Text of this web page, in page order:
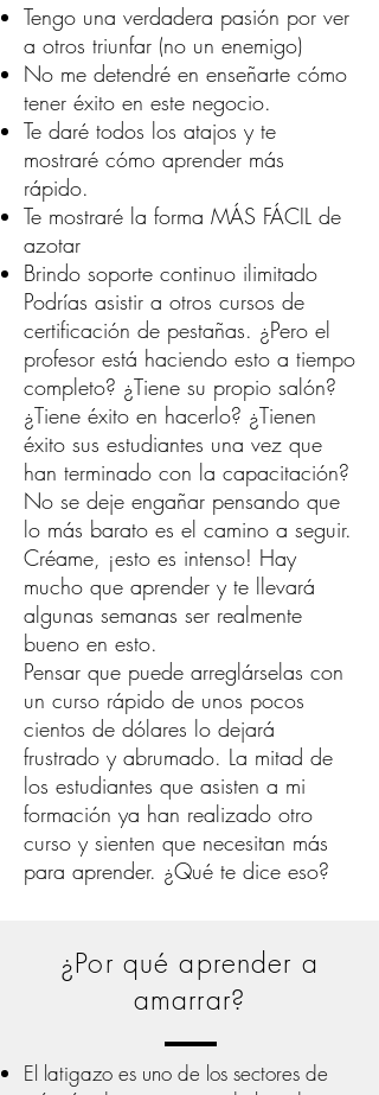
Tengo una verdadera pasión por ver
a otros triunfar (no un enemigo)
No me detendré en enseñarte cómo
tener éxito en este negocio.
Te daré todos los atajos y te
mostraré cómo aprender más
rápido.
Te mostraré la forma MÁS FÁCIL de
azotar
Brindo soporte continuo ilimitado
Podrías asistir a otros cursos de
certificación de pestañas. ¿Pero el
profesor está haciendo esto a tiempo
completo? ¿Tiene su propio salón?
¿Tiene éxito en hacerlo? ¿Tienen
éxito sus estudiantes una vez que
han terminado con la capacitación?
No se deje engañar pensando que
lo más barato es el camino a seguir.
Créame, ¡esto es intenso! Hay
mucho que aprender y te llevará
algunas semanas ser realmente
bueno en esto.
Pensar que puede arreglárselas con
un curso rápido de unos pocos
cientos de dólares lo dejará
frustrado y abrumado. La mitad de
los estudiantes que asisten a mi
formación ya han realizado otro
curso y sienten que necesitan más
para aprender. ¿Qué te dice eso?
¿Por qué aprender a
amarrar?
El latigazo es uno de los sectores de